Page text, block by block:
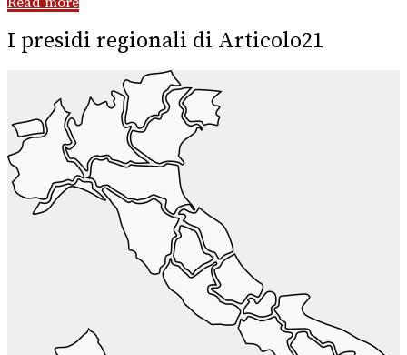
I presidi regionali di Articolo21